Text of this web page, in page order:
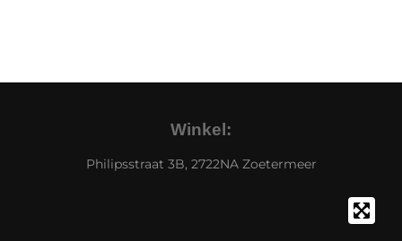
Winkel:
Philipsstraat 3B, 2722NA Zoetermeer